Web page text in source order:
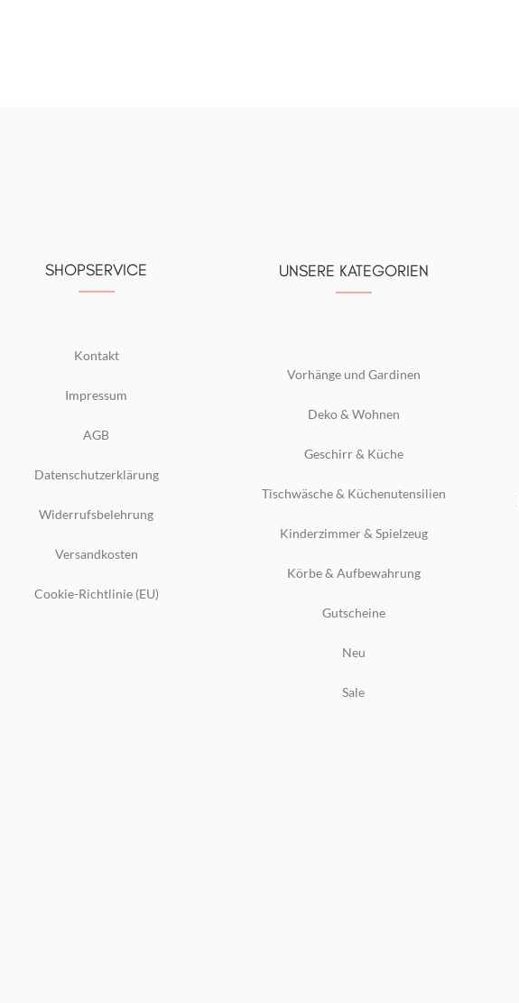
SHOPSERVICE
Kontakt
Impressum
AGB
Datenschutzerklärung
Widerrufsbelehrung
Versandkosten
Cookie-Richtlinie (EU)
UNSERE KATEGORIEN
Vorhänge und Gardinen
Deko & Wohnen
Geschirr & Küche
Tischwäsche & Küchenutensilien
Kinderzimmer & Spielzeug
Körbe & Aufbewahrung
Gutscheine
Neu
Sale